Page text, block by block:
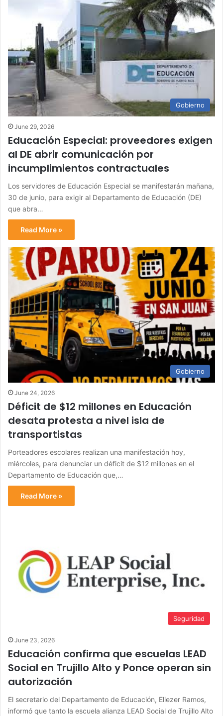
Gobierno
June 29, 2026
Educación Especial: proveedores exigen
al DE abrir comunicación por
incumplimientos contractuales
Los servidores de Educación Especial se manifestarán mañana,
30 de junio, para exigir al Departamento de Educación (DE)
que abra…
Read More »
Gobierno
June 24, 2026
Déficit de $12 millones en Educación
desata protesta a nivel isla de
transportistas
Porteadores escolares realizan una manifestación hoy,
miércoles, para denunciar un déficit de $12 millones en el
Departamento de Educación que,…
Read More »
Seguridad
June 23, 2026
Educación confirma que escuelas LEAD
Social en Trujillo Alto y Ponce operan sin
autorización
El secretario del Departamento de Educación, Eliezer Ramos,
informó que tanto la escuela alianza LEAD Social de Trujillo Alto